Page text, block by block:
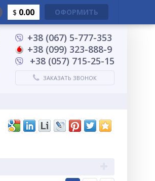
+38 (067) 5-777-353
+38 (099) 323-888-9
+38 (057) 715-25-15
ЗАКАЗАТЬ ЗВОНОК
$ 0.00 ОФОРМИТЬ